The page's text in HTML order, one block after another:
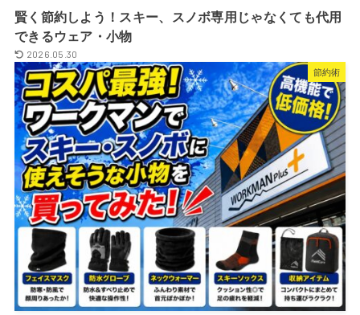
賢く節約しよう！スキー、スノボ専用じゃなくても代用
できるウェア・小物
2026.05.30
節約術